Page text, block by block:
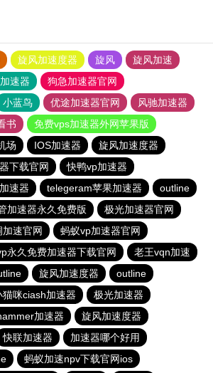
旋风加速度器 旋风
旋风加速
速器
狗急加速器官网
小蓝鸟 优途加速器官网
风驰加速器
书
免费vps加速器外网苹果版
场 IOS加速器
旋风加速度器
下载官网
快鸭vp加速器
速器 telegeram苹果加速器
outline
加速器永久免费版
极光加速器官网
加速官网
蚂蚁vp加速器官网
永久免费加速器下载官网
老王vqn加速
旋风加速度器
outline
猫咪ciash加速器
极光加速器
加速器
旋风加速度器
快联加速器
加速器哪个好用
蚂蚁加速npv下载官网ios